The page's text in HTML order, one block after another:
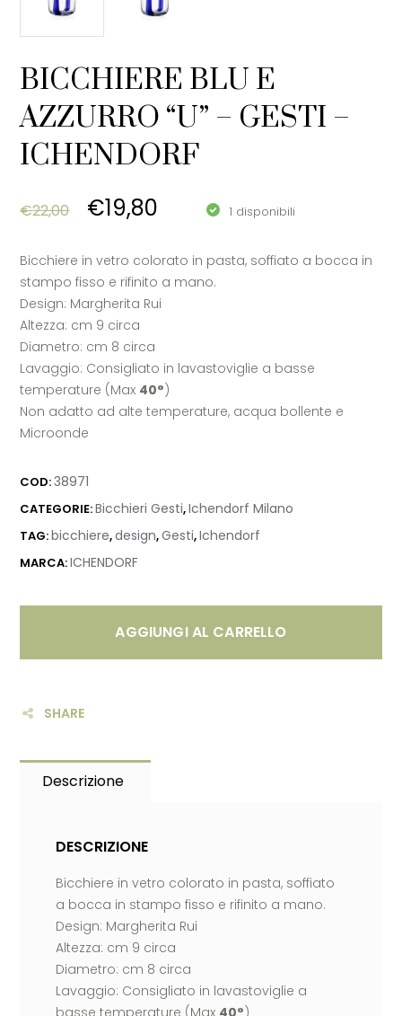
BICCHIERE BLU E
AZZURRO “U” – GESTI –
ICHENDORF
€22,00 Original price was: €22,00.
€19,80 Current price is:
1 disponibili
Bicchiere in vetro colorato in pasta, soffiato a bocca in
stampo fisso e rifinito a mano.
Design: Margherita Rui
Altezza: cm 9 circa
Diametro: cm 8 circa
Lavaggio: Consigliato in lavastoviglie a basse
temperature (Max 40°)
Non adatto ad alte temperature, acqua bollente e
Microonde
COD:38971
CATEGORIE:Bicchieri Gesti,Ichendorf Milano
TAG:bicchiere,design,Gesti,Ichendorf
MARCA:ICHENDORF
AGGIUNGI AL CARRELLO
SHARE
Descrizione
DESCRIZIONE
Bicchiere in vetro colorato in pasta, soffiato
a bocca in stampo fisso e rifinito a mano.
Design: Margherita Rui
Altezza: cm 9 circa
Diametro: cm 8 circa
Lavaggio: Consigliato in lavastoviglie a